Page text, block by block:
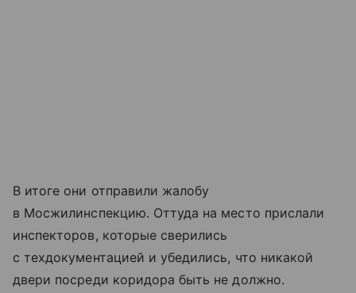
В итоге они отправили жалобу
в Мосжилинспекцию. Оттуда на место прислали
инспекторов, которые сверились
с техдокументацией и убедились, что никакой
двери посреди коридора быть не должно.